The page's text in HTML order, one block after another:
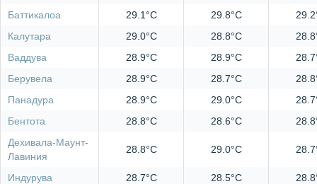
Баттикалоа
29.1°C 29.8°C
Калутара
29.0°C 28.8°C
Ваддува
28.9°C 28.9°C
Берувела
28.9°C 28.7°C
Панадура
28.9°C 29.0°C
Бентота
28.8°C 28.6°C
Дехивала-Маунт-
Лавиния
28.8°C 29.0°C
Индурува 28.7°C 28.5°C